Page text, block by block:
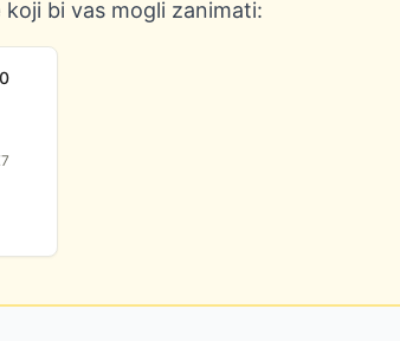
koji bi vas mogli zanimati: